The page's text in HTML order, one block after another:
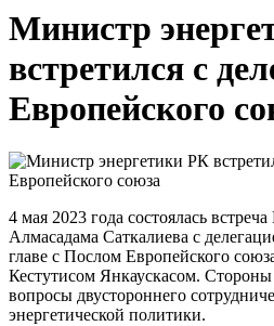
Министр
встретился с
Европейского
4 мая 2023 года состоялась
Алмасадама Саткалиева с
главе с Послом Европейского
Кестутисом Янкаускасом.
вопросы двустороннего
энергетической политики.